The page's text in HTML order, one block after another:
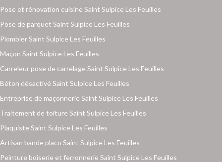
Pose et rénovation cuisine Saint Sulpice Les Feuilles
Pose de parquet Saint Sulpice Les Feuilles
Plombier Saint Sulpice Les Feuilles
Maçon Saint Sulpice Les Feuilles
Carreleur pose de carrelage Saint Sulpice Les Feuilles
Béton désactivé Saint Sulpice Les Feuilles
Entreprise de maçonnerie Saint Sulpice Les Feuilles
Traitement de toiture Saint Sulpice Les Feuilles
Plaquiste Saint Sulpice Les Feuilles
Artisan bande placo Saint Sulpice Les Feuilles
Peinture boiserie et ferronnerie Saint Sulpice Les Feuilles